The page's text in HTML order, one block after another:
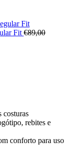
Fit €89,00
costuras
rebites e
conforto para uso